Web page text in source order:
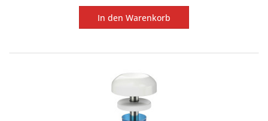
In den Warenkorb